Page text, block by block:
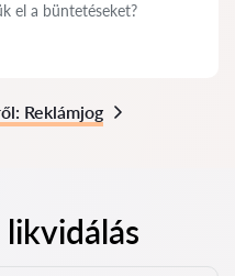
el a büntetéseket?
Reklámjog
likvidálás